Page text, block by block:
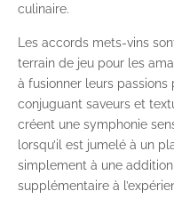
culinaire.
Les accords mets-vins
terrain de jeu pour les
à fusionner leurs
conjuguant saveurs et
créent une symphonie
lorsqu’il est jumelé à un
simplement à une
supplémentaire à